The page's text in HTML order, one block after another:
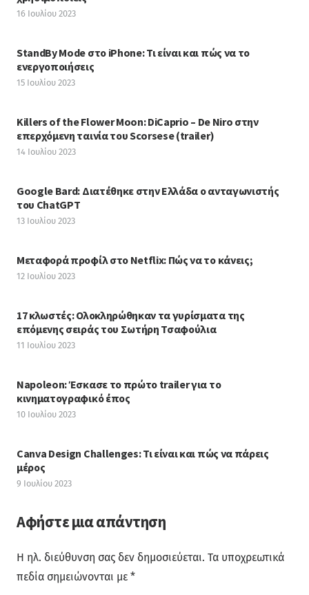
16 Ιουλίου 2023
StandBy Mode στο iPhone: Τι είναι και πώς να το
ενεργοποιήσεις
15 Ιουλίου 2023
Killers of the Flower Moon: DiCaprio – De Niro στην
επερχόμενη ταινία του Scorsese (trailer)
14 Ιουλίου 2023
Google Bard: Διατέθηκε στην Ελλάδα ο ανταγωνιστής
του ChatGPT
13 Ιουλίου 2023
Μεταφορά προφίλ στο Netflix: Πώς να το κάνεις;
12 Ιουλίου 2023
17 κλωστές: Ολοκληρώθηκαν τα γυρίσματα της
επόμενης σειράς του Σωτήρη Τσαφούλια
11 Ιουλίου 2023
Napoleon: Έσκασε το πρώτο trailer για το
κινηματογραφικό έπος
10 Ιουλίου 2023
Canva Design Challenges: Τι είναι και πώς να πάρεις
μέρος
9 Ιουλίου 2023
Αφήστε μια απάντηση
Η ηλ. διεύθυνση σας δεν δημοσιεύεται. Τα υποχρεωτικά
πεδία σημειώνονται με *